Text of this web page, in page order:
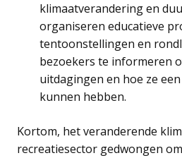
klimaatverandering en
organiseren educatieve
tentoonstellingen en
bezoekers te informeren
uitdagingen en hoe ze
kunnen hebben.
Kortom, het veranderende
recreatiesector gedwongen